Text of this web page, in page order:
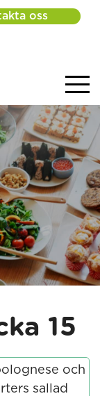
oss
15
och
sallad